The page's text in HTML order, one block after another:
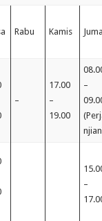
Rabu Kamis
–
17.00
–
19.00
–
–